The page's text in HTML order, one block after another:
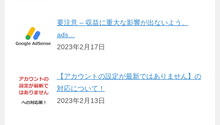
要注意 – 収益に重大な影響が出ないよう、
ads…
2023年2月17日
【アカウントの設定が最新ではありません】の
対応について！
2023年2月13日